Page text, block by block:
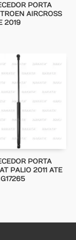
PORTA
AIRCROSS
2019
PORTA
PALIO 2011 ATE